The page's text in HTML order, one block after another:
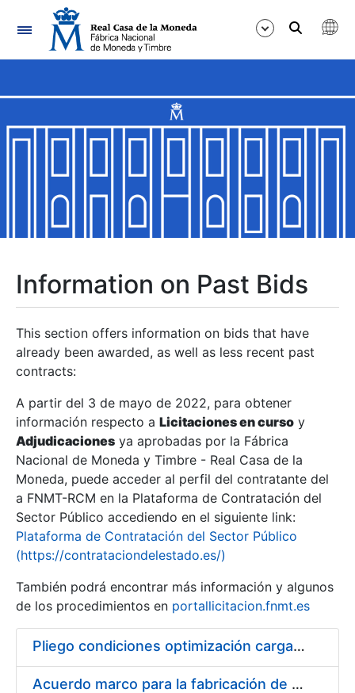
Navigation
Show/Hide
Show/Hide
Show/Hide
Show/Hide
Show/Hide
Show/Hide
Information on Past Bids
This section offers information on bids that have
already been awarded, as well as less recent past
contracts:
A partir del 3 de mayo de 2022, para obtener
información respecto a Licitaciones en curso y
Adjudicaciones ya aprobadas por la Fábrica
Nacional de Moneda y Timbre - Real Casa de la
Moneda, puede acceder al perfil del contratante del
a FNMT-RCM en la Plataforma de Contratación del
Sector Público accediendo en el siguiente link:
Plataforma de Contratación del Sector Público
(https://contrataciondelestado.es/)
También podrá encontrar más información y algunos
de los procedimientos en portallicitacion.fnmt.es
Pliego condiciones optimización cargas compras firmado
Acuerdo marco para la fabricación de piezas